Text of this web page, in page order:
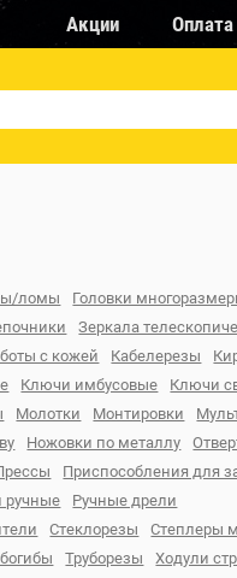
Акции
ломы
Головки
Зеркала
с кожей Кабелерезы
Ключи имбусовые
Ключи
Молотки Монтировки
Ножовки по металлу
Приспособления для
ручные
Ручные дрели
Стеклорезы
Степлеры
Труборезы
Ходули